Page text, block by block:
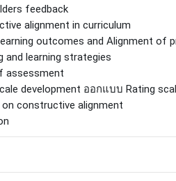
feedback
alignment in curriculum
outcomes and Alignment of
and learning strategies
assessment
development ออกแบบ Rating
on constructive alignment